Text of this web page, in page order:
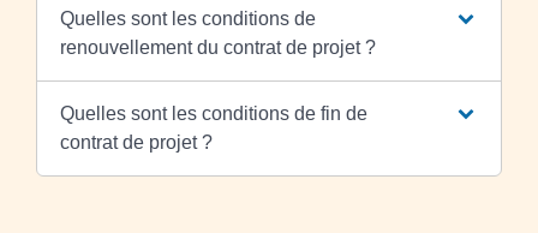
Quelles sont les conditions de
renouvellement du contrat de projet ?
Quelles sont les conditions de fin de
contrat de projet ?